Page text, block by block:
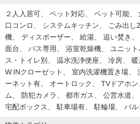
２人入居可 ペット対応 ペット可能
口コンロ
システムキッチン ごみ出し
機
ディスポーザー 給湯 追い焚き
面台
バス専用 浴室乾燥機 ユニット
ス・トイレ別
温水洗浄便座 冷房 暖
W.INクローゼット
室内洗濯機置き場
ーネット有
オートロック TVドアホン
ム
防犯カメラ 都市ガス 公営水道
宅配ボックス
駐車場有 駐輪場 バル